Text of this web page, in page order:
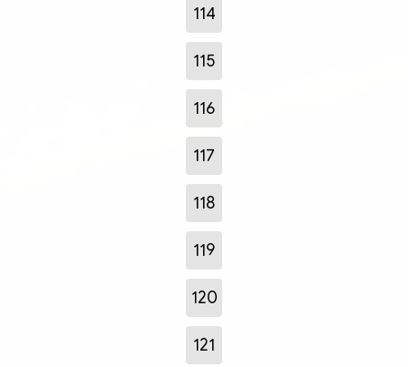
114
115
116
117
118
119
120
121